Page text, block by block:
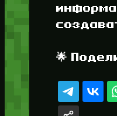
🌟